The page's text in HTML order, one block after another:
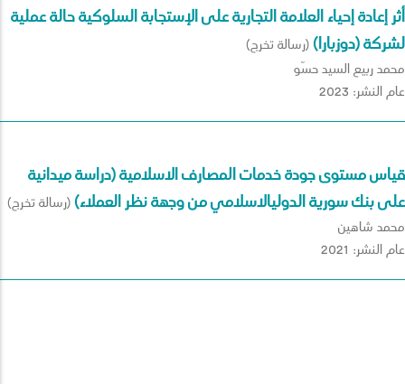
أثر إعادة إحياء العلامة التجارية على الإستجابة السلوكية حالة عملية
لشركة (دوزبارا) (رسالة تخرج)
محمد ربيع السيد حسّو
عام النشر: 2023
قياس مستوى جودة خدمات المصارف الاسلامية (دراسة ميدانية
على بنك سورية الدوليالاسلامي من وجهة نظر العملاء) (رسالة تخرج)
محمد شاهين
عام النشر: 2021